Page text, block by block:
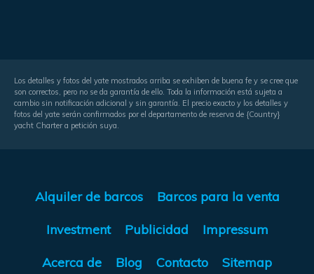
Los detalles y fotos del yate mostrados arriba se exhiben de buena fe y se cree que
son correctos, pero no se da garantía de ello. Toda la información está sujeta a
cambio sin notificación adicional y sin garantía. El precio exacto y los detalles y
fotos del yate serán confirmados por el departamento de reserva de {Country}
yacht Charter a petición suya.
Alquiler de barcos Barcos para la venta
Investment Publicidad Impressum
Acerca de Blog Contacto Sitemap